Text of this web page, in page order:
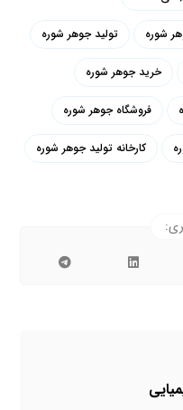
شوره تولید جوهر شوره
خرید جوهر شوره
فروشگاه جوهر شوره
کارخانه تولید جوهر شوره